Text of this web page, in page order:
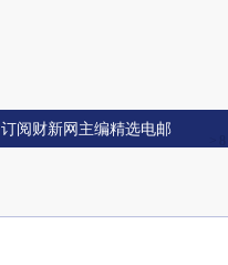
订阅财新网主编精选电邮